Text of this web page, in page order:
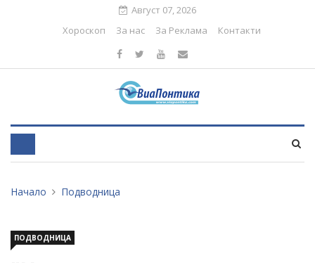
Август 07, 2026
Хороскоп
За нас За Реклама Контакти
Начало Подводница
ПОДВОДНИЦА